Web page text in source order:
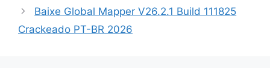
Baixe Global Mapper V26.2.1 Build 111825
Crackeado PT-BR 2026